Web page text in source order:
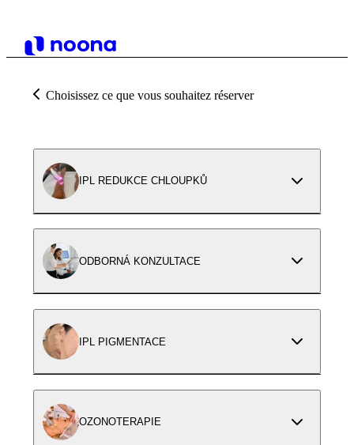
Choisissez ce que vous souhaitez réserver
IPL REDUKCE CHLOUPKŮ
ODBORNÁ KONZULTACE
IPL PIGMENTACE
OZONOTERAPIE